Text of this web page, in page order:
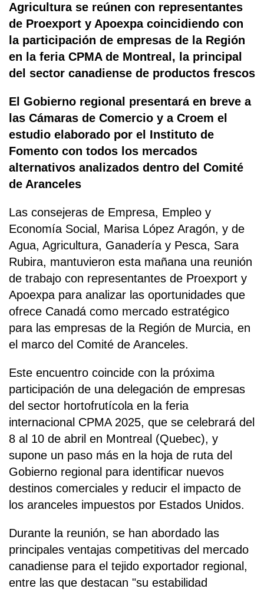
Agricultura se reúnen con representantes
de Proexport y Apoexpa coincidiendo con
la participación de empresas de la Región
en la feria CPMA de Montreal, la principal
del sector canadiense de productos frescos
El Gobierno regional presentará en breve a
las Cámaras de Comercio y a Croem el
estudio elaborado por el Instituto de
Fomento con todos los mercados
alternativos analizados dentro del Comité
de Aranceles
Las consejeras de Empresa, Empleo y
Economía Social, Marisa López Aragón, y de
Agua, Agricultura, Ganadería y Pesca, Sara
Rubira, mantuvieron esta mañana una reunión
de trabajo con representantes de Proexport y
Apoexpa para analizar las oportunidades que
ofrece Canadá como mercado estratégico
para las empresas de la Región de Murcia, en
el marco del Comité de Aranceles.
Este encuentro coincide con la próxima
participación de una delegación de empresas
del sector hortofrutícola en la feria
internacional CPMA 2025, que se celebrará del
8 al 10 de abril en Montreal (Quebec), y
supone un paso más en la hoja de ruta del
Gobierno regional para identificar nuevos
destinos comerciales y reducir el impacto de
los aranceles impuestos por Estados Unidos.
Durante la reunión, se han abordado las
principales ventajas competitivas del mercado
canadiense para el tejido exportador regional,
entre las que destacan "su estabilidad